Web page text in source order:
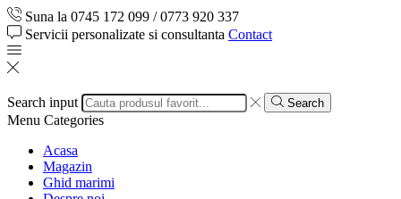
Suna la 0745 172 099 / 0773 920 337
Servicii personalizate si consultanta Contact
Search input Search
Menu Categories
Acasa
Magazin
Ghid marimi